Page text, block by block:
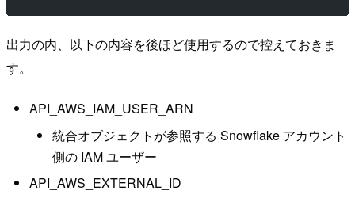
出力の内、以下の内容を後ほど使用するので控えておきま
す。
API_AWS_IAM_USER_ARN
統合オブジェクトが参照する Snowflake アカウント
側の IAM ユーザー
API_AWS_EXTERNAL_ID